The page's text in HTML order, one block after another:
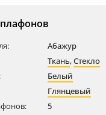
Абажур
Ткань,Стекло
Белый
Глянцевый
5